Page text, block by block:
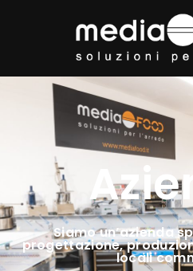
Siamo un’azienda
progettazione,
locali